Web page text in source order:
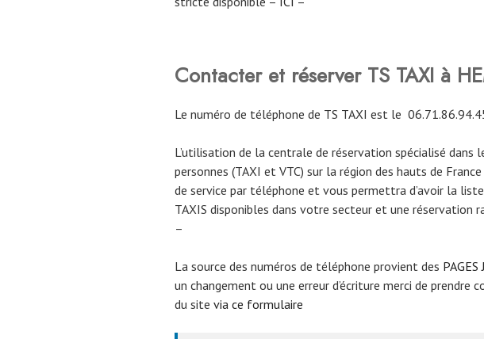
Contacter et réserver TS TAXI à
Le numéro de téléphone de TS TAXI est le
L’utilisation de la centrale de réservation spécialisé dans
personnes (TAXI et VTC) sur la région des hauts de
de service par téléphone et vous permettra d’avoir la
TAXIS disponibles dans votre secteur et une réservation
–
La source des numéros de téléphone provient des PAGES
un changement ou une erreur d’écriture merci de prendre
du site via ce formulaire